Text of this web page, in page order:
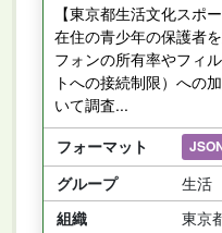
【東京都生活文化ス
在住の青少年の保護者
フォンの所有率やフィ
トへの接続制限）への
いて調査...
フォーマット
グループ
生活
組織
東京